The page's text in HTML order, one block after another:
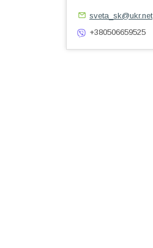
sveta_sk@ukr.net
+380506659525